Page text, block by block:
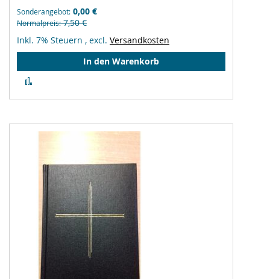
Sonderangebot 0,00 €
Normalpreis 7,50 €
Inkl. 7% Steuern , excl. Versandkosten
In den Warenkorb
hinzufügen